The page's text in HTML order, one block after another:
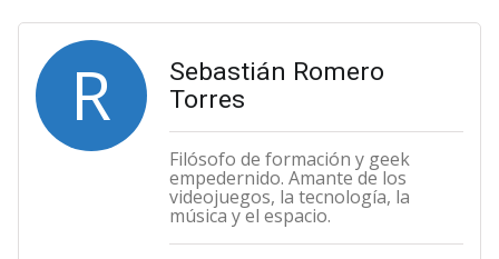
R
Sebastián Romero
Torres
Filósofo de formación y geek
empedernido. Amante de los
videojuegos, la tecnología, la
música y el espacio.